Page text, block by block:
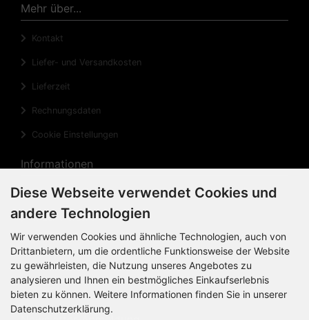
Mehr über...
Kontakt
Liefer- und Versandkosten
Lieferzeit
Rechnungsdaten
Cookie Einstellungen
Informationen
Privatsphäre und Datenschutz
Widerrufsrecht
Widerrufsformular
Impressum
Sitemap
Diese Webseite verwendet Cookies und
andere Technologien
Wir verwenden Cookies und ähnliche Technologien, auch von
Drittanbietern, um die ordentliche Funktionsweise der Website
zu gewährleisten, die Nutzung unseres Angebotes zu
analysieren und Ihnen ein bestmögliches Einkaufserlebnis
bieten zu können. Weitere Informationen finden Sie in unserer
Datenschutzerklärung.